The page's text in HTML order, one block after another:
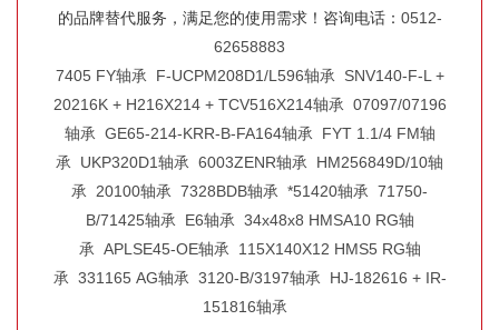
的品牌替代服务，满足您的使用需求！咨询电话： 0512-
62658883
7405 FY轴承 F-UCPM208D1/L596轴承 SNV140-F-L +
20216K + H216X214 + TCV516X214轴承 07097/07196
轴承 GE65-214-KRR-B-FA164轴承 FYT 1.1/4 FM轴
承 UKP320D1轴承 6003ZENR轴承 HM256849D/10轴
承 20100轴承 7328BDB轴承 *51420轴承 71750-
B/71425轴承 E6轴承 34x48x8 HMSA10 RG轴
承 APLSE45-OE轴承 115X140X12 HMS5 RG轴
承 331165 AG轴承 3120-B/3197轴承 HJ-182616 + IR-
151816轴承